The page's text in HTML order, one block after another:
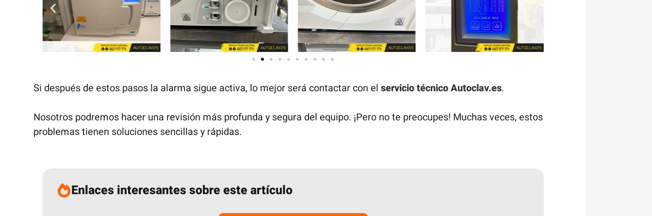
Si después de estos pasos la alarma sigue activa, lo mejor será contactar con el servicio técnicoAutoclav.es.
Nosotros podremos hacer una revisión más profunda y segura del equipo. ¡Pero no te preocupes! Muchas veces, estos
problemas tienen soluciones sencillas y rápidas.
Enlaces interesantes sobre este artículo